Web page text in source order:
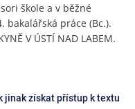
škole a v běžné
bakalářská práce (Bc.).
V ÚSTÍ NAD LABEM.
jinak získat přístup k textu